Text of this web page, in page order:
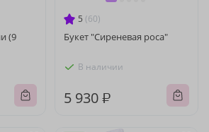
(9
5 (60)
Букет "Сиреневая роса"
В наличии
5 930 ₽